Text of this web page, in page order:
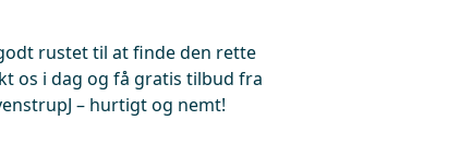
rustet til at finde den rette
os i dag og få gratis tilbud fra
– hurtigt og nemt!